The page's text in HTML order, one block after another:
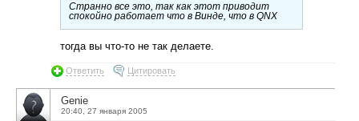
Странно все это, так как этот приводит
спокойно работает что в Винде, что в QNX
тогда вы что-то не так делаете.
Ответить Цитировать
Genie
20:40, 27 января 2005